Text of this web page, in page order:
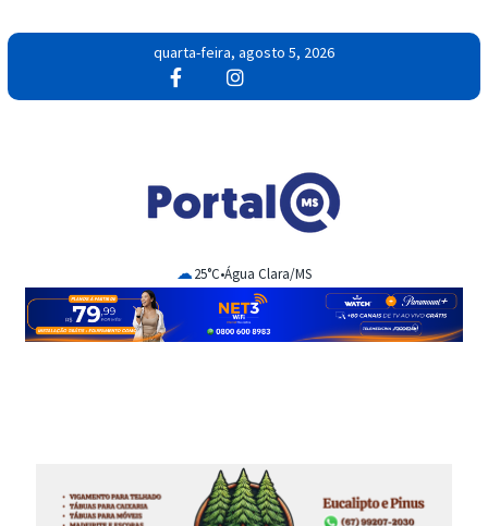
quarta-feira, agosto 5, 2026
☁25°C•Água Clara/MS